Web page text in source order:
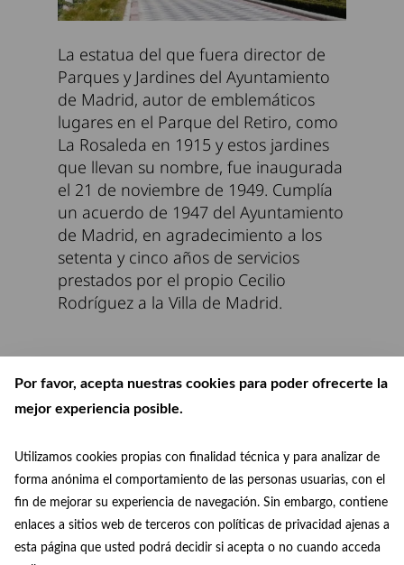
Por favor, acepta nuestras cookies para poder ofrecerte la
mejor experiencia posible.
Utilizamos cookies propias con finalidad técnica y para analizar de
forma anónima el comportamiento de las personas usuarias, con el
fin de mejorar su experiencia de navegación. Sin embargo, contiene
enlaces a sitios web de terceros con políticas de privacidad ajenas a
esta página que usted podrá decidir si acepta o no cuando acceda
La estatua del que fuera director de
Parques y Jardines del Ayuntamiento
de Madrid, autor de emblemáticos
lugares en el Parque del Retiro, como
La Rosaleda en 1915 y estos jardines
que llevan su nombre, fue inaugurada
el 21 de noviembre de 1949. Cumplía
un acuerdo de 1947 del Ayuntamiento
de Madrid, en agradecimiento a los
setenta y cinco años de servicios
prestados por el propio Cecilio
Rodríguez a la Villa de Madrid.